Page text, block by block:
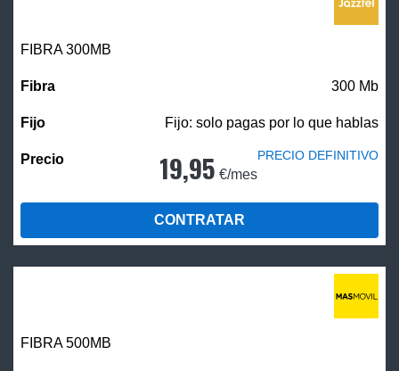
FIBRA 300MB
300 Mb
Fijo: solo pagas por lo que hablas
19,95 €/mes
PRECIO DEFINITIVO
CONTRATAR
FIBRA500MB